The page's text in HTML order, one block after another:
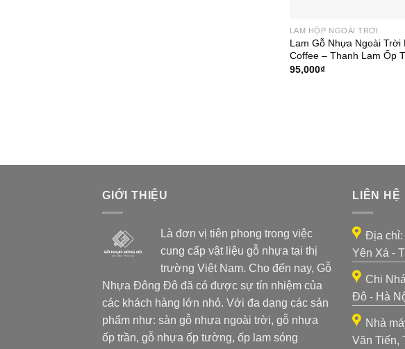
LAM HỘP NGOÀI TRỜI
Lam Gỗ Nhựa Ngoài Trời
Coffee – Thanh Lam Ốp
95,000₫
GIỚI THIỆU
Là đơn vị tiên phong trong việc
cung cấp vật liệu gỗ nhựa tại thị
trường Việt Nam. Cho đến nay, Gỗ
Nhựa Đông Đô đã có được sự tín nhiệm của
các khách hàng lớn nhỏ. Với đa dạng các sản
phẩm như: sàn gỗ nhựa ngoài trời, gỗ nhựa
ốp trần, gỗ nhựa ốp tường, ốp lam sóng
LIÊN HỆ
Địa chỉ:
Yên Xá -
Chi
Đô - Hà
Nhà
Văn Tiến,